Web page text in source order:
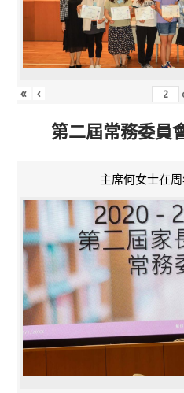
« ‹
第二屆常務委
主席何女士在